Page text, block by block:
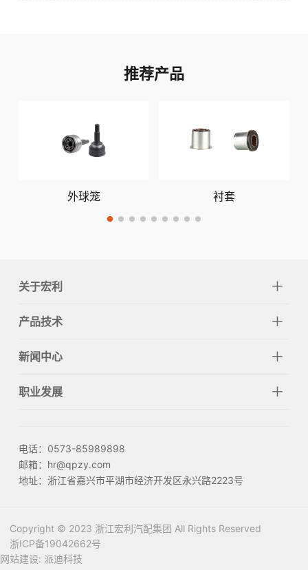
中 En
推荐产品
外球笼 衬套
关于宏利
产品技术
新闻中心
职业发展
电话：0573-85989898
邮箱：hr@qpzy.com
地址：浙江省嘉兴市平湖市经济开发区永兴路2223号
Copyright © 2023 浙江宏利汽配集团 All Rights Reserved
浙ICP备19042662号
网站建设: 派迪科技